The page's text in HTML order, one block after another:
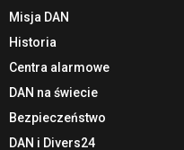
Misja DAN
Historia
Centra alarmowe
DAN na świecie
Bezpieczeństwo
DAN i Divers24